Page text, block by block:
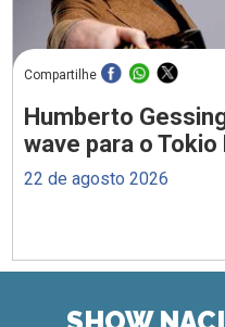
Compartilhe
Humberto
wave para o Tokio
22 de agosto 2026